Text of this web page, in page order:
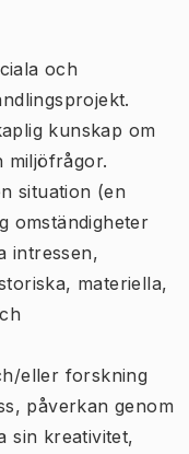
och
kunskap om
miljöfrågor.
situation (en
omständigheter
intressen,
materiella,
eller forskning
påverkan genom
sin kreativitet,